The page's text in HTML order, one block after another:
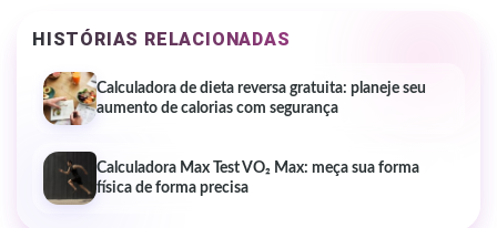
HISTÓRIAS RELACIONADAS
Calculadora de dieta reversa gratuita: planeje seu
aumento de calorias com segurança
Calculadora Max Test VO₂ Max: meça sua forma
física de forma precisa